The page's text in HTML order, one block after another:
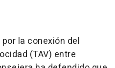
la conexión del
(TAV) entre